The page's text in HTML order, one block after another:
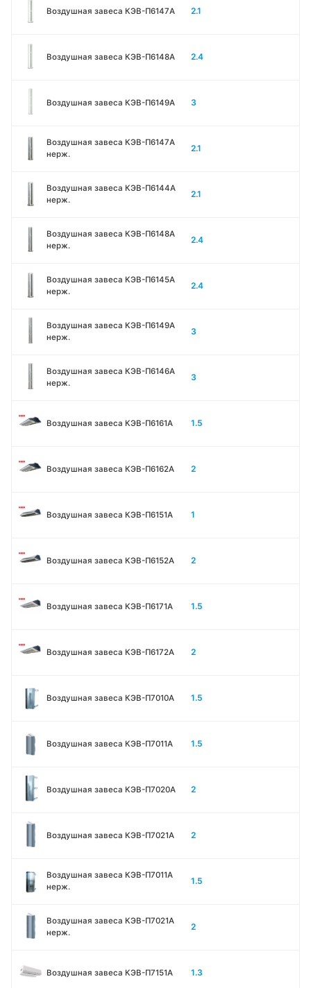
Воздушная завеса КЭВ-П6147A 2.1
Воздушная завеса КЭВ-П6148A 2.4
Воздушная завеса КЭВ-П6149A 3
Воздушная завеса КЭВ-П6147A
нерж.
2.1
Воздушная завеса КЭВ-П6144A
нерж.
2.1
Воздушная завеса КЭВ-П6148A
нерж.
2.4
Воздушная завеса КЭВ-П6145A
нерж.
2.4
Воздушная завеса КЭВ-П6149A
нерж.
3
Воздушная завеса КЭВ-П6146A
нерж.
3
Воздушная завеса КЭВ-П6161А 1.5
Воздушная завеса КЭВ-П6162А 2
Воздушная завеса КЭВ-П6151А 1
Воздушная завеса КЭВ-П6152А 2
Воздушная завеса КЭВ-П6171А 1.5
Воздушная завеса КЭВ-П6172А 2
Воздушная завеса КЭВ-П7010A 1.5
Воздушная завеса КЭВ-П7011A 1.5
Воздушная завеса КЭВ-П7020A 2
Воздушная завеса КЭВ-П7021A 2
Воздушная завеса КЭВ-П7011A
нерж.
1.5
Воздушная завеса КЭВ-П7021A
нерж.
2
Воздушная завеса КЭВ-П7151A 1.3